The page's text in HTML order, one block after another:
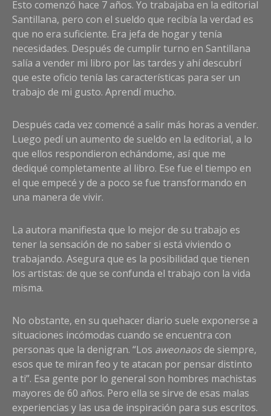
Esto comenzó hace 7 años. Yo trabajaba en la editorial
Santillana, pero con el sueldo que recibía la verdad es
que no era suficiente. Era jefa de hogar y tenía
necesidades. Después de cumplir turno en Santillana
salía a vender mi libro por las tardes y ahí descubrí
que este oficio tenía las características para ser un
trabajo de mi gusto. Aprendí mucho.
Después cada vez comencé a salir más horas a vender.
Luego pedí un aumento de sueldo en la editorial, a lo
que ellos respondieron echándome, así que me
dediqué completamente al libro. Ese fue el tiempo en
el que empecé y de a poco se fue transformando en
una manera de vivir.
La autora manifiesta que lo mejor de su trabajo es
tener la sensación de no saber si está viviendo o
trabajando. Asegura que es la posibilidad que tienen
los artistas: de que se confunda el trabajo con la vida
misma.
No obstante, en su quehacer diario suele exponerse a
situaciones incómodas cuando se encuentra con
personas que la denigran. “Los aweonaosde siempre,
esos que te miran feo y te atacan por pensar distinto
a ti”. Esa gente por lo general son hombres machistas
mayores de 60 años. Pero ella se sirve de esas malas
experiencias y las usa de inspiración para sus escritos.